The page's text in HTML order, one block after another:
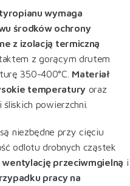
wymaga
środków ochrony
z izolacją termiczną
z gorącym drutem
350-400°C. Materiał
temperaturyoraz
powierzchni
są niezbędne przy cięciu
odlotu drobnych cząstek
przeciwmgielną i
pracy na